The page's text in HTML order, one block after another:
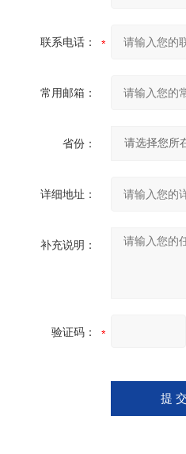
联系电话：
常用邮箱：
省份：
详细地址：
补充说明：
验证码：